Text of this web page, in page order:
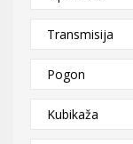
Transmisija
Pogon
Kubikaža